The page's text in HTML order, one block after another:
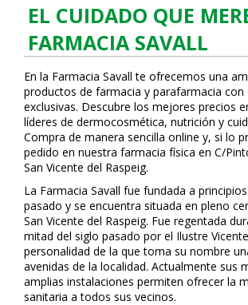
EL CUIDADO QUE
FARMACIA SAVALL
En la Farmacia Savall te ofrecemos una
productos de farmacia y parafarmacia con
exclusivas. Descubre los mejores precios
líderes de dermocosmética, nutrición y
Compra de manera sencilla online y, si lo
pedido en nuestra farmacia física en C/
San Vicente del Raspeig.
La Farmacia Savall fue fundada a
pasado y se encuentra situada en pleno
San Vicente del Raspeig. Fue regentada
mitad del siglo pasado por el Ilustre
personalidad de la que toma su nombre
avenidas de la localidad. Actualmente sus
amplias instalaciones permiten ofrecer la
sanitaria a todos sus vecinos.